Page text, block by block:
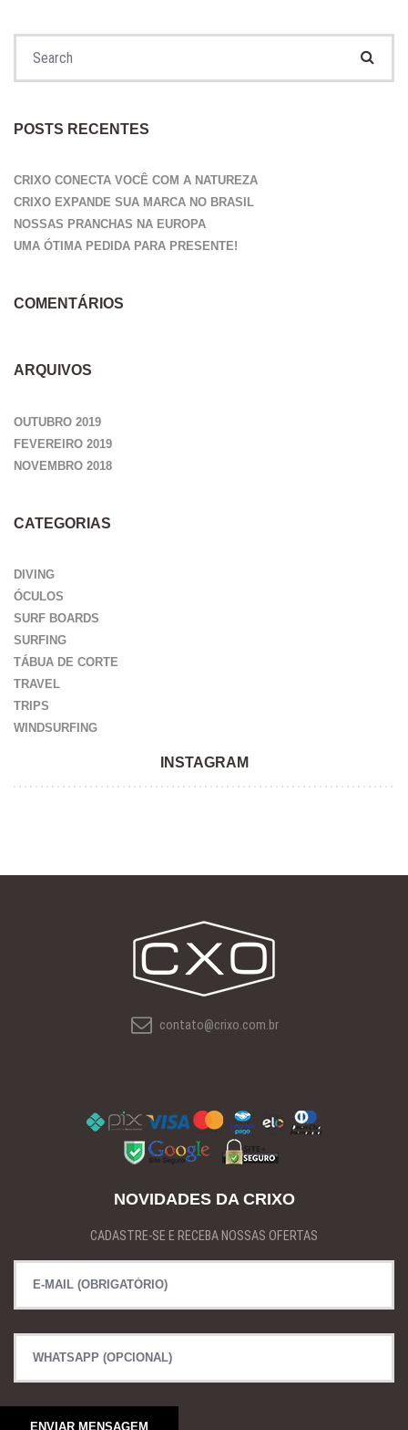
POSTS RECENTES
CRIXO CONECTA VOCÊ COM A NATUREZA
CRIXO EXPANDE SUA MARCA NO BRASIL
NOSSAS PRANCHAS NA EUROPA
UMA ÓTIMA PEDIDA PARA PRESENTE!
COMENTÁRIOS
ARQUIVOS
OUTUBRO 2019
FEVEREIRO 2019
NOVEMBRO 2018
CATEGORIAS
DIVING
ÓCULOS
SURF BOARDS
SURFING
TÁBUA DE CORTE
TRAVEL
TRIPS
WINDSURFING
INSTAGRAM
contato@crixo.com.br
NOVIDADES DA CRIXO
CADASTRE-SE E RECEBA NOSSAS OFERTAS